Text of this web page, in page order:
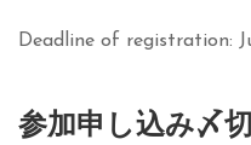
Deadline of registration:
参加申し込み〆